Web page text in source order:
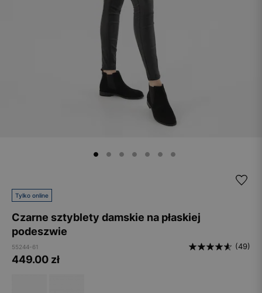
Tylko online
Czarne sztyblety damskie na płaskiej
podeszwie
55244-61 (49)
449.00 zł